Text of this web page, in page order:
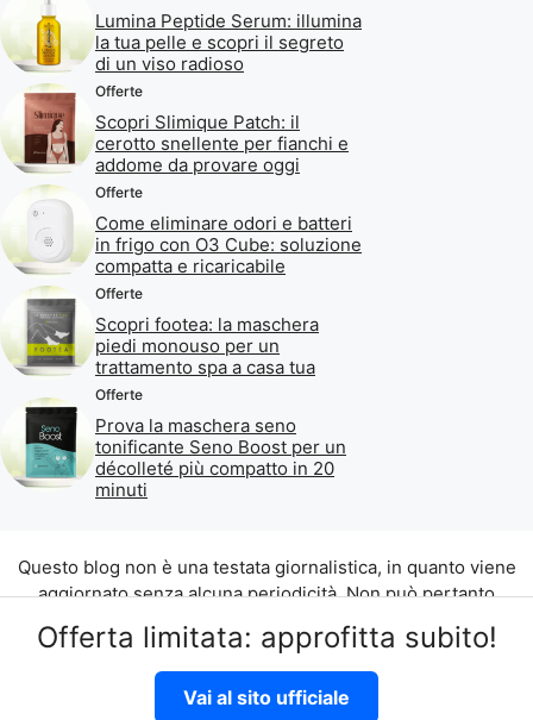
Offerta limitata: approfitta subito!
Vai al sito ufficiale
Lumina Peptide Serum: illumina
la tua pelle e scopri il segreto
di un viso radioso
Offerte
Scopri Slimique Patch: il
cerotto snellente per fianchi e
addome da provare oggi
Offerte
Come eliminare odori e batteri
in frigo con O3 Cube: soluzione
compatta e ricaricabile
Offerte
Scopri footea: la maschera
piedi monouso per un
trattamento spa a casa tua
Offerte
Prova la maschera seno
tonificante Seno Boost per un
décolleté più compatto in 20
minuti
Questo blog non è una testata giornalistica, in quanto viene
aggiornato senza alcuna periodicità. Non può pertanto
del 07.03.2001.
©2026 di Aliados Srl C.da Piana Romana snc, 90010 Lascari
(PA) P.IVA 07262700821